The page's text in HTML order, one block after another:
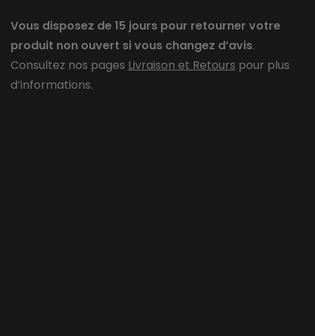
Vous disposez de 15 jours pour retourner votre
produit non ouvert si vous changez d’avis.
Consultez nos pages Livraison et Retours pour plus
d’informations.